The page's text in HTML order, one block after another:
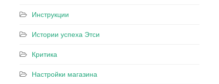
Инструкции
Истории успеха Этси
Критика
Настройки магазина